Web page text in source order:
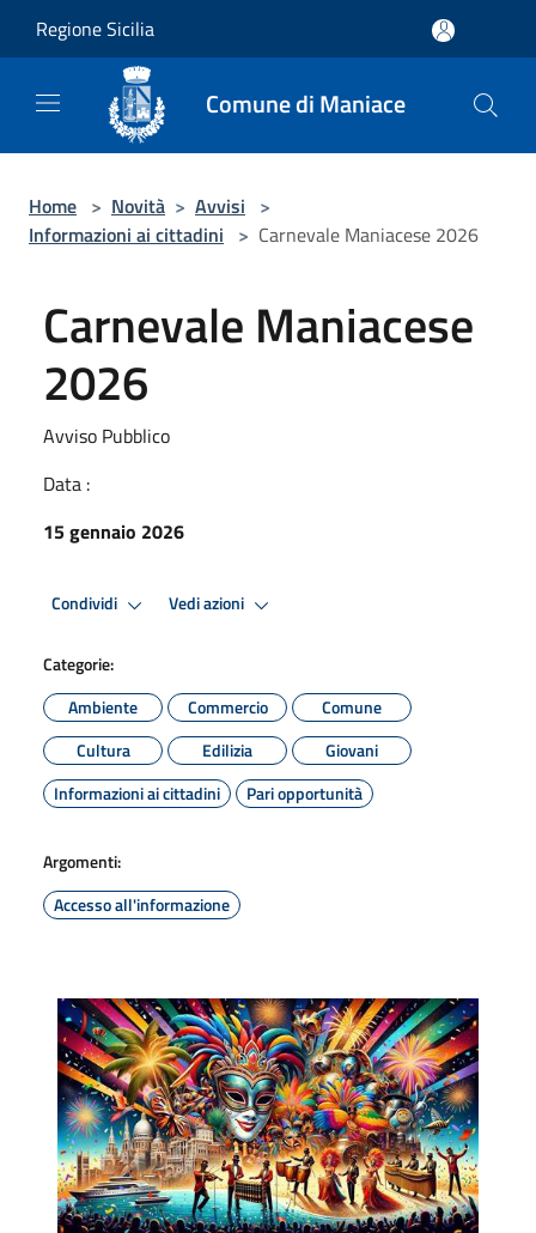
Regione Sicilia
Comune di Maniace
Home > Novità > Avvisi >
Informazioni ai cittadini > Carnevale Maniacese 2026
Carnevale Maniacese
2026
Avviso Pubblico
Data :
15 gennaio 2026
Condividi Vedi azioni
Categorie:
Ambiente
Commercio
Comune
Cultura
Edilizia
Giovani
Informazioni ai cittadini
Pari opportunità
Argomenti:
Accesso all'informazione